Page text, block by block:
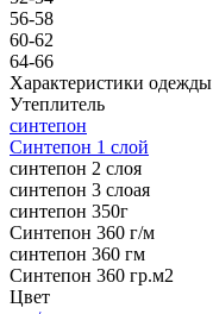
56-58
60-62
64-66
Характеристики одежды
Утеплитель
синтепон
Синтепон 1 слой
синтепон 2 слоя
синтепон 3 слоая
синтепон 350г
Синтепон 360 г/м
синтепон 360 гм
Синтепон 360 гр.м2
Цвет